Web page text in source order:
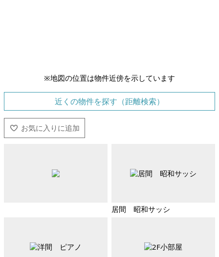
※地図の位置は物件近傍を示しています
近くの物件を探す（距離検索）
居間 昭和サッシ